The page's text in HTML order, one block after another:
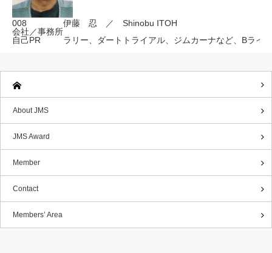
008
伊藤 忍 ／ Shinobu ITOH
会社／事務所
自己PR
ラリー、ダートトライアル、ジムカーナなど、Bライ
About JMS
JMS Award
Member
Contact
Members’ Area